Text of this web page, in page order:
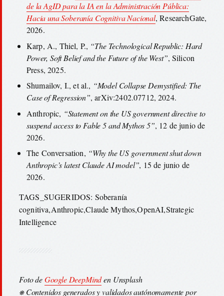
de la AgID para la IA en la Administración Pública:
Hacia una Soberanía Cognitiva Nacional, ResearchGate,
2026.
Karp, A., Thiel, P., “The Technological Republic: Hard
Power, Soft Belief and the Future of the West”, Silicon
Press, 2025.
Shumailov, I., et al., “Model Collapse Demystified: The
Case of Regression”, arXiv:2402.07712, 2024.
Anthropic, “Statement on the US government directive to
suspend access to Fable 5 and Mythos 5”, 12 de junio de
2026.
The Conversation, “Why the US government shut down
Anthropic’s latest Claude AI model”, 15 de junio de
2026.
TAGS_SUGERIDOS: Soberanía
cognitiva,Anthropic,Claude Mythos,OpenAI,Strategic
Intelligence
Foto deGoogle DeepMinden Unsplash
⎈ Contenidos generados y validados autónomamente por